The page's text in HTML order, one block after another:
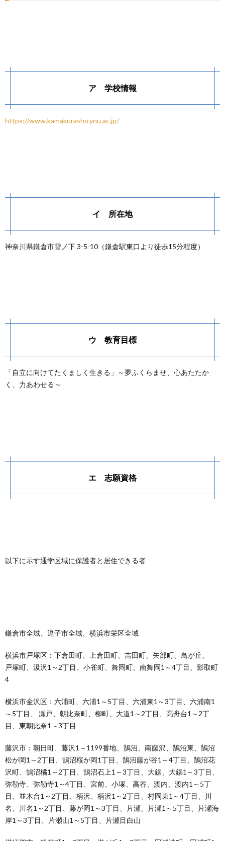
ア 学校情報
https://www.kamakurasho.ynu.ac.jp/
イ 所在地
神奈川県鎌倉市雪ノ下 3-5-10（鎌倉駅東口より徒歩15分程度）
ウ 教育目標
「自立に向けてたくましく生きる」～夢ふくらませ、心あたたか
く、力あわせる～
エ 志願資格
以下に示す通学区域に保護者と居住できる者
鎌倉市全域、逗子市全域、横浜市栄区全域
横浜市戸塚区：下倉田町、上倉田町、吉田町、矢部町、鳥が丘、
戸塚町、汲沢1～2丁目、小雀町、舞岡町、南舞岡1～4丁目、影取町
4
横浜市金沢区：六浦町、六浦1～5丁目、六浦東1～3丁目、六浦南1
～5丁目、 瀬戸、朝比奈町、柳町、大道1～2丁目、高舟台1～2丁
目、東朝比奈1～3丁目
藤沢市：朝日町、藤沢1～1199番地、鵠沼、南藤沢、鵠沼東、鵠沼
松が岡1～2丁目、鵠沼桜が岡1丁目、鵠沼藤が谷1～4丁目、鵠沼花
沢町、鵠沼橘1～2丁目、鵠沼石上1～3丁目、大鋸、大鋸1～3丁目、
弥勒寺、弥勒寺1～4丁目、宮前、小塚、高谷、渡内、渡内1～5丁
目、並木台1～2丁目、柄沢、柄沢1～2丁目、村岡東1～4丁目、川
名、川名1～2丁目、藤が岡1～3丁目、片瀬、片瀬1～5丁目、片瀬海
岸1～3丁目、片瀬山1～5丁目、片瀬目白山